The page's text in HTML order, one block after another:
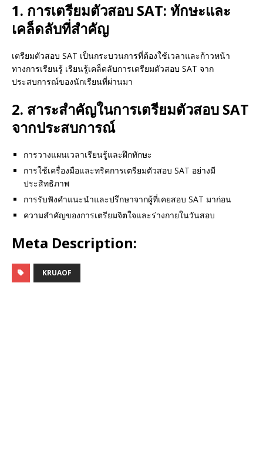
1. การเตรียมตัวสอบ SAT: ทักษะและ
เคล็ดลับที่สำคัญ
เตรียมตัวสอบ SAT เป็นกระบวนการที่ต้องใช้เวลาและก้าวหน้า
ทางการเรียนรู้ เรียนรู้เคล็ดลับการเตรียมตัวสอบ SAT จาก
ประสบการณ์ของนักเรียนที่ผ่านมา
2. สาระสำคัญในการเตรียมตัวสอบ SAT
จากประสบการณ์
การวางแผนเวลาเรียนรู้และฝึกทักษะ
การใช้เครื่องมือและทริคการเตรียมตัวสอบ SAT อย่างมี
ประสิทธิภาพ
การรับฟังคำแนะนำและปรึกษาจากผู้ที่เคยสอบ SAT มาก่อน
ความสำคัญของการเตรียมจิตใจและร่างกายในวันสอบ
Meta Description:
KRUAOF